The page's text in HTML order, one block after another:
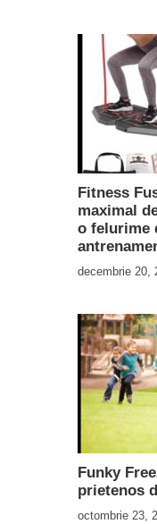
Fitness
maximal
o felurime
decembrie 20,
Funky
prietenos
octombrie 23,